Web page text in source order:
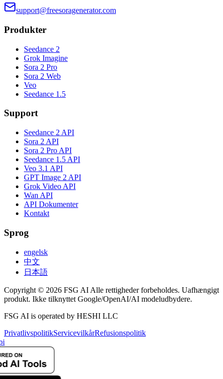
support@freesoragenerator.com
Produkter
Seedance 2
Grok Imagine
Sora 2 Pro
Sora 2 Web
Veo
Seedance 1.5
Support
Seedance 2 API
Sora 2 API
Sora 2 Pro API
Seedance 1.5 API
Veo 3.1 API
GPT Image 2 API
Grok Video API
Wan API
API Dokumenter
Kontakt
Sprog
engelsk
中文
日本語
Copyright © 2026 FSG AI Alle rettigheder forbeholdes. Uafhængigt
produkt. Ikke tilknyttet Google/OpenAI/AI modeludbydere.
FSG AI is operated by HESHI LLC
PrivatlivspolitikServicevilkårRefusionspolitik